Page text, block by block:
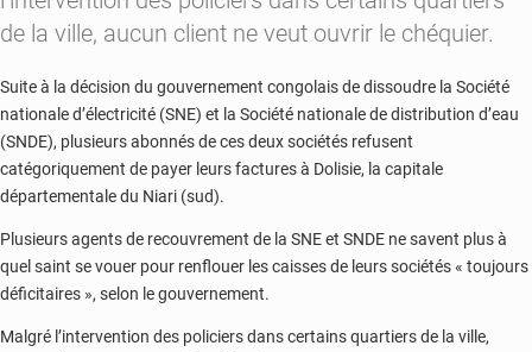
de la ville, aucun client ne veut ouvrir le chéquier.
Suite à la décision du gouvernement congolais de dissoudre la Société
nationale d’électricité (SNE) et la Société nationale de distribution d’eau
(SNDE), plusieurs abonnés de ces deux sociétés refusent
catégoriquement de payer leurs factures à Dolisie, la capitale
départementale du Niari (sud).
Plusieurs agents de recouvrement de la SNE et SNDE ne savent plus à
quel saint se vouer pour renflouer les caisses de leurs sociétés « toujours
déficitaires », selon le gouvernement.
Malgré l’intervention des policiers dans certains quartiers de la ville,